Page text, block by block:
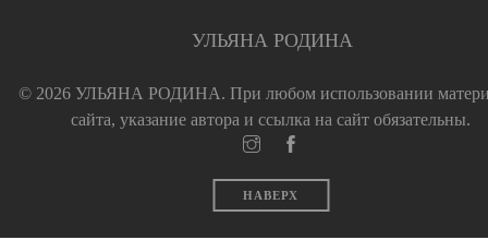
УЛЬЯНА РОДИНА
© 2026 УЛЬЯНА РОДИНА. При любом использовании
сайта, указание автора и ссылка на сайт обязательны.
НАВЕРХ